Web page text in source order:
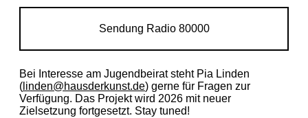
Sendung Radio 80000
Bei Interesse am Jugendbeirat steht Pia Linden
( linden@hausderkunst.de) gerne für Fragen zur
Verfügung. Das Projekt wird 2026 mit neuer
Zielsetzung fortgesetzt. Stay tuned!